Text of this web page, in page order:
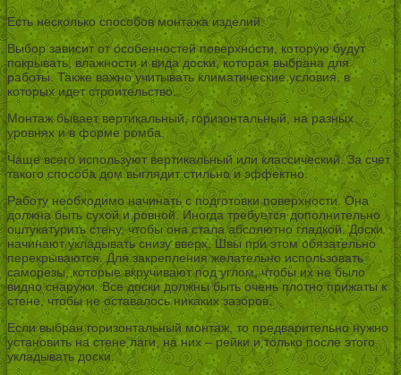
Есть несколько способов монтажа изделий.
Выбор зависит от особенностей поверхности, которую будут
покрывать, влажности и вида доски, которая выбрана для
работы. Также важно учитывать климатические условия, в
которых идет строительство.
Монтаж бывает вертикальный, горизонтальный, на разных
уровнях и в форме ромба.
Чаще всего используют вертикальный или классический. За счет
такого способа дом выглядит стильно и эффектно.
Работу необходимо начинать с подготовки поверхности. Она
должна быть сухой и ровной. Иногда требуется дополнительно
оштукатурить стену, чтобы она стала абсолютно гладкой. Доски
начинают укладывать снизу вверх. Швы при этом обязательно
перекрываются. Для закрепления желательно использовать
саморезы, которые вкручивают под углом, чтобы их не было
видно снаружи. Все доски должны быть очень плотно прижаты к
стене, чтобы не оставалось никаких зазоров.
Если выбран горизонтальный монтаж, то предварительно нужно
установить на стене лаги, на них – рейки и только после этого
укладывать доски.